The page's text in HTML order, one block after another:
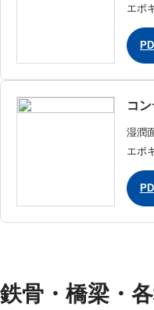
エポ
コ
湿潤
エポ
鉄骨・橋梁・